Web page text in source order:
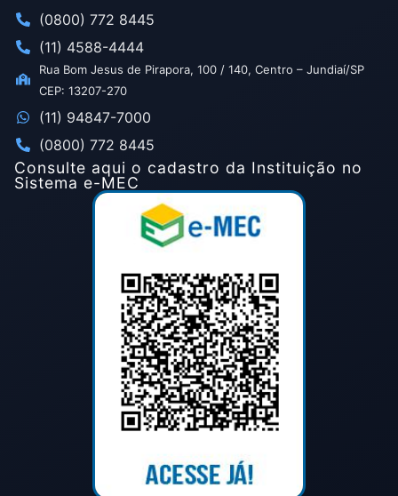
(0800) 772 8445
(11) 4588-4444
Rua Bom Jesus de Pirapora, 100 / 140, Centro – Jundiaí/SP
CEP: 13207-270
(11) 94847-7000
(0800) 772 8445
Consulte aqui o cadastro da Instituição no
Sistema e-MEC